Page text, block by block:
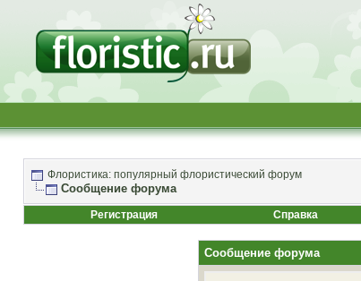
Флористика: популярный флористический форум
Сообщение форума
Регистрация
Справка
Сообщение форума